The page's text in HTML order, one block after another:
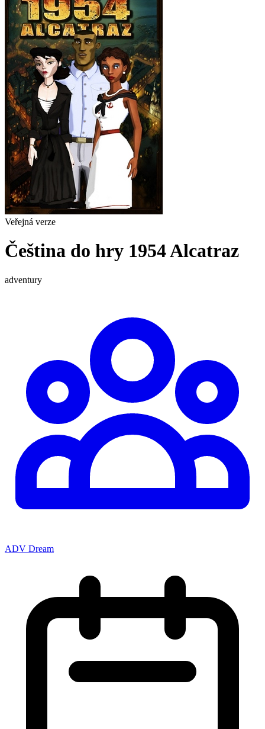
Veřejná verze
Čeština do hry 1954 Alcatraz
adventury
ADV Dream